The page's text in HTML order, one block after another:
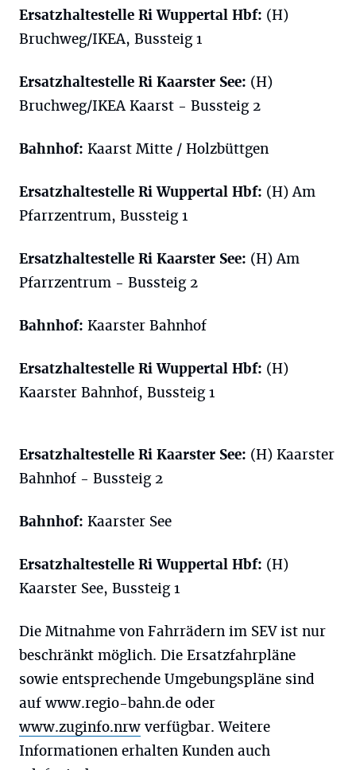
Ersatzhaltestelle Ri Wuppertal Hbf: (H)
Bruchweg/IKEA, Bussteig 1
Ersatzhaltestelle Ri Kaarster See: (H)
Bruchweg/IKEA Kaarst - Bussteig 2
Bahnhof: Kaarst Mitte / Holzbüttgen
Ersatzhaltestelle Ri Wuppertal Hbf: (H) Am
Pfarrzentrum, Bussteig 1
Ersatzhaltestelle Ri Kaarster See: (H) Am
Pfarrzentrum - Bussteig 2
Bahnhof: Kaarster Bahnhof
Ersatzhaltestelle Ri Wuppertal Hbf: (H)
Kaarster Bahnhof, Bussteig 1
Ersatzhaltestelle Ri Kaarster See: (H) Kaarster
Bahnhof - Bussteig 2
Bahnhof: Kaarster See
Ersatzhaltestelle Ri Wuppertal Hbf: (H)
Kaarster See, Bussteig 1
Die Mitnahme von Fahrrädern im SEV ist nur
beschränkt möglich. Die Ersatzfahrpläne
sowie entsprechende Umgebungspläne sind
auf www.regio-bahn.de oder
www.zuginfo.nrw verfügbar. Weitere
Informationen erhalten Kunden auch